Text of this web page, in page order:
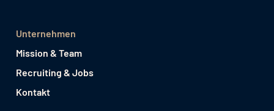
Unternehmen
Mission & Team
Recruiting & Jobs
Kontakt